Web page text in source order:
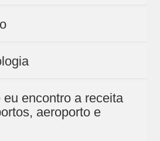
eu encontro a receita
aeroporto e